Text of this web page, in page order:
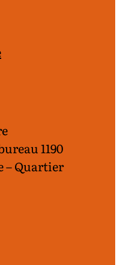
1190
– Quartier